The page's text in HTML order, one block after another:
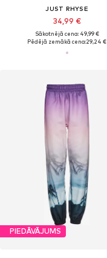
JUST RHYSE
34,99 €
Sākotnējā cena: 49,99 €
Pēdējā zemākā cena:29,24 €
PIEDĀVĀJUMS